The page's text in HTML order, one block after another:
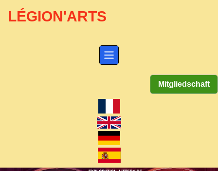
LÉGION'ARTS
Mitgliedschaft